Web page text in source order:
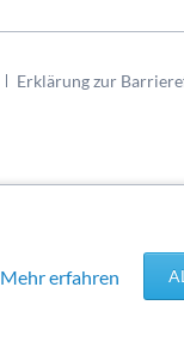
Mehr erfahren
Erklärung zur